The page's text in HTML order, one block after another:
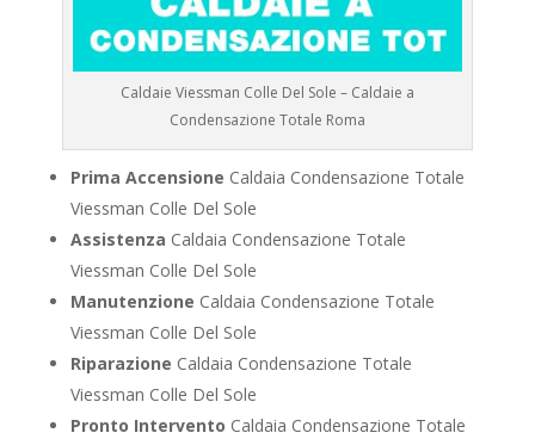
Caldaie Viessman Colle Del Sole – Caldaie a
Condensazione Totale Roma
Prima Accensione Caldaia Condensazione Totale
Viessman Colle Del Sole
Assistenza Caldaia Condensazione Totale
Viessman Colle Del Sole
Manutenzione Caldaia Condensazione Totale
Viessman Colle Del Sole
Riparazione Caldaia Condensazione Totale
Viessman Colle Del Sole
Pronto Intervento Caldaia Condensazione Totale